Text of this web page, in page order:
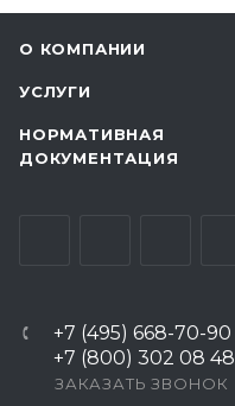
О КОМПАНИИ
УСЛУГИ
НОРМАТИВНАЯ
ДОКУМЕНТАЦИЯ
+7 (495) 668-70-90
+7 (800) 302 08 48
ЗАКАЗАТЬ ЗВОНОК